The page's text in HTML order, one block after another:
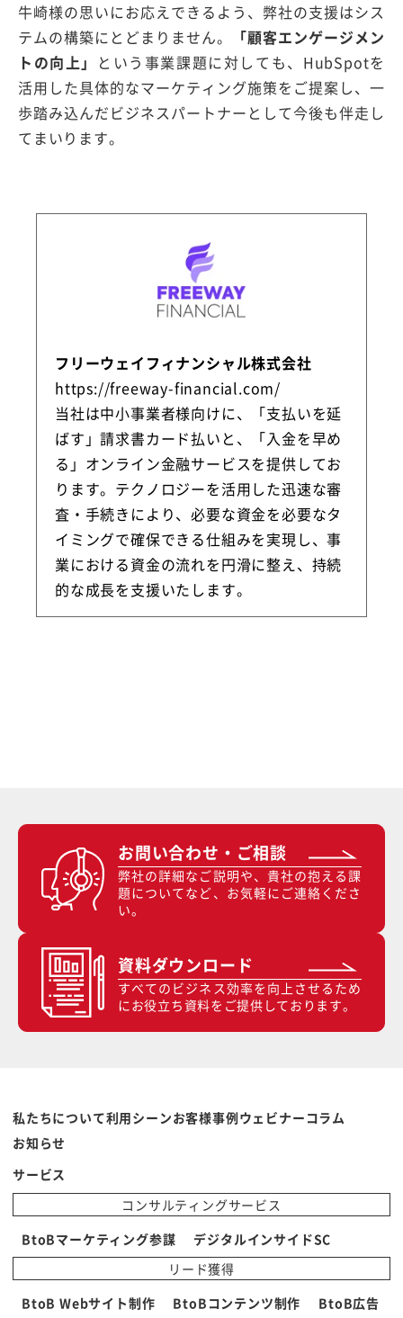
牛崎様の思いにお応えできるよう、弊社の支援はシス
テムの構築にとどまりません。
「顧客エンゲージメン
トの向上」
という事業課題に対しても、HubSpotを
活用した具体的なマーケティング施策をご提案し、一
歩踏み込んだビジネスパートナーとして今後も伴走し
てまいります。
フリーウェイフィナンシャル株式会社
https://freeway-financial.com/
当社は中小事業者様向けに、「支払いを延
ばす」請求書カード払いと、「入金を早め
る」オンライン金融サービスを提供してお
ります。テクノロジーを活用した迅速な審
査・手続きにより、必要な資金を必要なタ
イミングで確保できる仕組みを実現し、事
業における資金の流れを円滑に整え、持続
的な成長を支援いたします。
お問い合わせ・ご相談
弊社の詳細なご説明や、貴社の抱える課
題についてなど、お気軽にご連絡くださ
い。
資料ダウンロード
すべてのビジネス効率を向上させるため
にお役立ち資料をご提供しております。
私たちについて利用シーンお客様事例ウェビナー コラム
お知らせ
サービス
コンサルティングサービス
BtoBマーケティング参謀
デジタルインサイドSC
リード獲得
BtoB Webサイト制作
BtoBコンテンツ制作
BtoB広告